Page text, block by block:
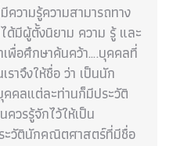
วามรู้ความสามารถทาง
มีผู้ตั้งนิยาม ความ รู้ และ
พื่อศึกษาค้นคว้า….บุคคลที่
ราจึงให้ชื่อ ว่า เป็นนัก
คลแต่ละท่านก็มีประวัติ
วรรู้จักไว้ให้เป็น
ระวัตินักคณิตศาสตร์ที่มีชื่อ